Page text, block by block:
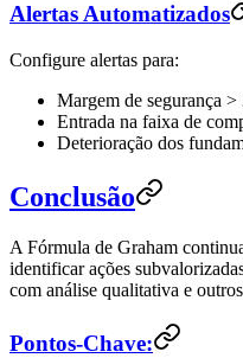
Alertas Automatizados
Configure alertas para:
Margem de segurança >
Entrada na faixa de
Deterioração dos
Conclusão
A Fórmula de Graham
identificar ações
com análise qualitativa e
Pontos-Chave: